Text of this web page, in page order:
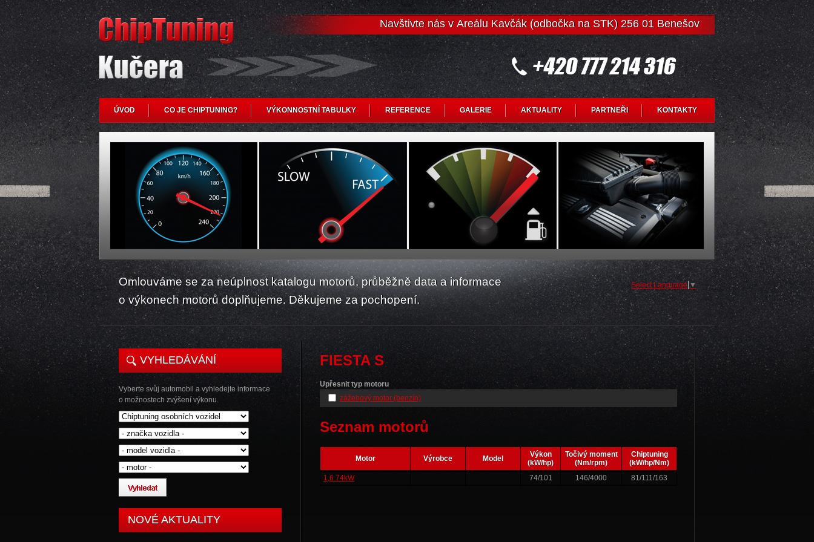
Navštivte nás v Areálu Kavčák (odbočka na STK) 256 01 Benešov
ÚVOD CO JE CHIPTUNING? VÝKONNOSTNÍ TABULKY REFERENCE GALERIE AKTUALITY PARTNEŘI KONTAKTY
Select Language ▼
Omlouváme se za neúplnost katalogu motorů, průběžně data a informace
o výkonech motorů doplňujeme. Děkujeme za pochopení.
VYHLEDÁVÁNÍ
Vyberte svůj automobil a vyhledejte informace
o možnostech zvýšení výkonu.
NOVÉ AKTUALITY
FIESTA S
Upřesnit typ motoru
zážehový motor (benzín)
Seznam motorů
Motor Výrobce Model
Výkon
(kW/hp)
Točivý moment
(Nm/rpm)
Chiptuning
(kW/hp/Nm)
1,6 74kW
74/101 146/4000 81/111/163